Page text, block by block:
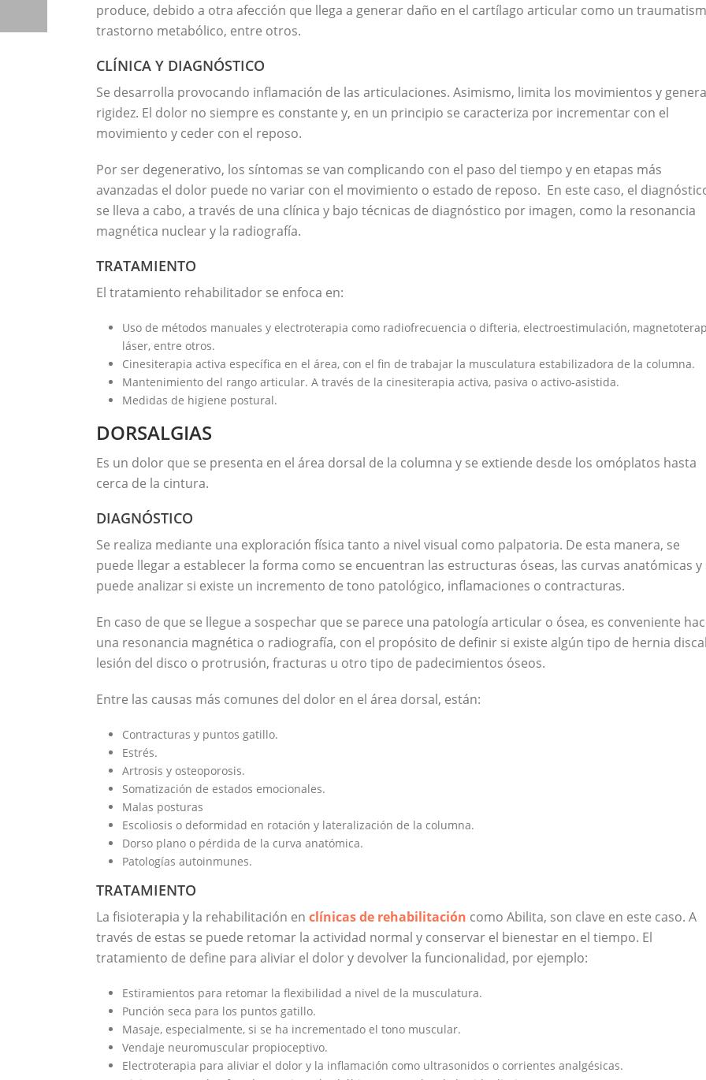
produce, debido a otra afección que llega a generar daño en el cartílago articular como un
trastorno metabólico, entre otros.
CLÍNICA Y DIAGNÓSTICO
Se desarrolla provocando inflamación de las articulaciones. Asimismo, limita los movimientos y genera
rigidez. El dolor no siempre es constante y, en un principio se caracteriza por incrementar con el
movimiento y ceder con el reposo.
Por ser degenerativo, los síntomas se van complicando con el paso del tiempo y en etapas más
avanzadas el dolor puede no variar con el movimiento o estado de reposo. En este caso, el
se lleva a cabo, a través de una clínica y bajo técnicas de diagnóstico por imagen, como la resonancia
magnética nuclear y la radiografía.
TRATAMIENTO
El tratamiento rehabilitador se enfoca en:
Uso de métodos manuales y electroterapia como radiofrecuencia o difteria, electroestimulación,
láser, entre otros.
Cinesiterapia activa específica en el área, con el fin de trabajar la musculatura estabilizadora de la columna.
Mantenimiento del rango articular. A través de la cinesiterapia activa, pasiva o activo-asistida.
Medidas de higiene postural.
DORSALGIAS
Es un dolor que se presenta en el área dorsal de la columna y se extiende desde los omóplatos hasta
cerca de la cintura.
DIAGNÓSTICO
Se realiza mediante una exploración física tanto a nivel visual como palpatoria. De esta manera, se
puede llegar a establecer la forma como se encuentran las estructuras óseas, las curvas anatómicas y
puede analizar si existe un incremento de tono patológico, inflamaciones o contracturas.
En caso de que se llegue a sospechar que se parece una patología articular o ósea, es conveniente
una resonancia magnética o radiografía, con el propósito de definir si existe algún tipo de hernia
lesión del disco o protrusión, fracturas u otro tipo de padecimientos óseos.
Entre las causas más comunes del dolor en el área dorsal, están:
Contracturas y puntos gatillo.
Estrés.
Artrosis y osteoporosis.
Somatización de estados emocionales.
Malas posturas
Escoliosis o deformidad en rotación y lateralización de la columna.
Dorso plano o pérdida de la curva anatómica.
Patologías autoinmunes.
TRATAMIENTO
La fisioterapia y la rehabilitación en clínicas de rehabilitación como Abilita, son clave en este caso. A
través de estas se puede retomar la actividad normal y conservar el bienestar en el tiempo. El
tratamiento de define para aliviar el dolor y devolver la funcionalidad, por ejemplo:
Estiramientos para retomar la flexibilidad a nivel de la musculatura.
Punción seca para los puntos gatillo.
Masaje, especialmente, si se ha incrementado el tono muscular.
Vendaje neuromuscular propioceptivo.
Electroterapia para aliviar el dolor y la inflamación como ultrasonidos o corrientes analgésicas.